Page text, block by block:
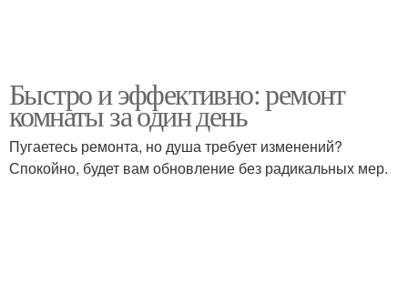
Быстро и эффективно: ремонт
комнаты за один день
Пугаетесь ремонта, но душа требует изменений?
Спокойно, будет вам обновление без радикальных мер.